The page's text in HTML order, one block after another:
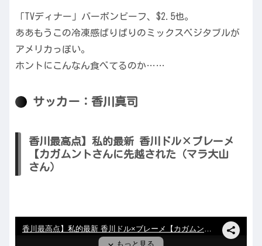
「TVディナー」バーボンビーフ、$2.5也。
ああもうこの冷凍感ばりばりのミックスベジタブルが
アメリカっぽい。
ホントにこんなん食べてるのか……
サッカー：香川真司
香川最高点】私的最新 香川ドル×ブレーメ
【カガムントさんに先越された（マラ大山
さん）